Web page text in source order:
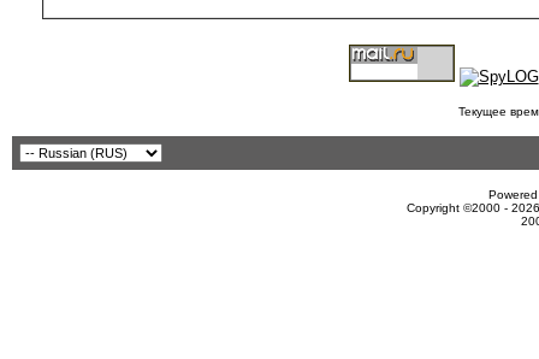
Текущее
Copyright ©2000 -